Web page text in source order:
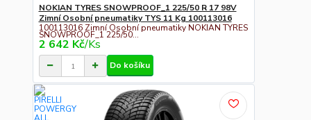
NOKIAN TYRES SNOWPROOF_1 225/50 R 17 98V
Zimní Osobní pneumatiky TYS 11 Kg 100113016
100113016 Zimní Osobní pneumatiky NOKIAN TYRES
SNOWPROOF_1 225/50...
2 642 Kč/Ks
Do košíku